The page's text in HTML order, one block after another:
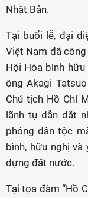
Nhật Bản.
Tại buổi lễ, đại
Việt Nam đã
Hội Hòa bình
ông Akagi
Chủ tịch Hồ Chí
lãnh tụ dẫn dắt
phóng dân tộc
bình, hữu nghị
dựng đất nước.
Tại tọa đàm “Hồ